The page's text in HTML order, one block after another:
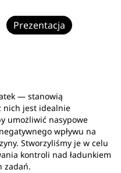
Prezentacja
— stanowią
nich jest idealnie
umożliwić nasypowe
wpływu na
Stworzyliśmy je w celu
kontroli nad ładunkiem
zadań.